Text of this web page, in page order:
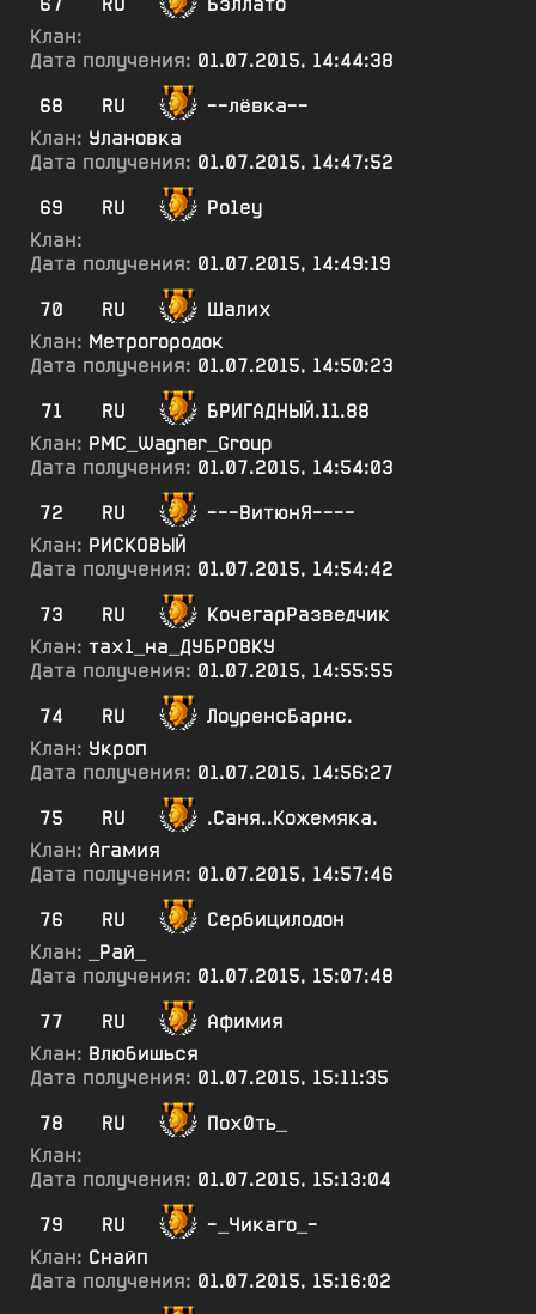
Клан:
Дата получения: 01.07.2015, 14:44:38
68
RU
--лёвка--
Клан: Улановка
Дата получения: 01.07.2015, 14:47:52
69
RU
Ро1еу
Клан:
Дата получения: 01.07.2015, 14:49:19
70
RU
Шалих
Клан: Метрогородок
Дата получения: 01.07.2015, 14:50:23
71
RU
БРИГАДНЫЙ.11.88
Клан: PMC_Wagner_Group
Дата получения: 01.07.2015, 14:54:03
72
RU
---ВитюнЯ----
Клан: РИСКОВЫЙ
Дата получения: 01.07.2015, 14:54:42
73
RU
КочегарРазведчик
Клан: тах1_на_ДУБРОВКУ
Дата получения: 01.07.2015, 14:55:55
74
RU
ЛоуренсБарнс.
Клан: Укроп
Дата получения: 01.07.2015, 14:56:27
75
RU
.Саня..Кожемяка.
Клан: Агамия
Дата получения: 01.07.2015, 14:57:46
76
RU
Сербицилодон
Клан:
_Рай_
Дата получения: 01.07.2015, 15:07:48
77
RU
Афимия
Клан: Влюбишься
Дата получения: 01.07.2015, 15:11:35
78
RU
Пох0ть_
Клан:
Дата получения: 01.07.2015, 15:13:04
79
RU
-_Чикаго_-
Клан: Снайп
Дата получения: 01.07.2015, 15:16:02